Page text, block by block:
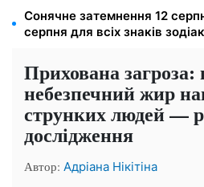
Сонячне затемнення 12
серпня для всіх знаків
Прихована
небезпечний жир
струнких людей —
дослідження
Автор: Адріана Нікітіна